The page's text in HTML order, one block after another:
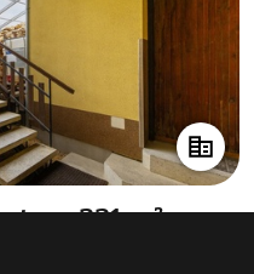
231 m²,